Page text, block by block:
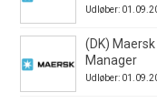
Udløber:
(DK)
Manager
Udløber: